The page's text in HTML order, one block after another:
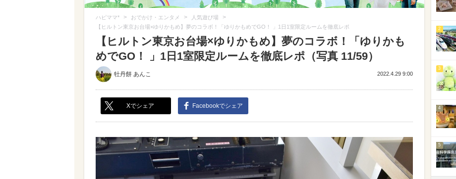
ハピママ* > おでかけ・エンタメ > 人気遊び場 >
【ヒルトン東京お台場×ゆりかもめ】夢のコラボ！「ゆりかもめでGO！ 」1日1室限定ルームを徹底レポ
【ヒルトン東京お台場×ゆりかもめ】夢のコラボ！「ゆりかも
めでGO！ 」1日1室限定ルームを徹底レポ（写真 11/59）
牡丹餅 あんこ 2022.4.29 9:00
Xでシェア Facebookでシェア
2
3
4
5